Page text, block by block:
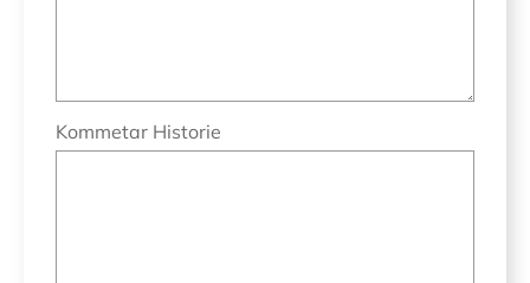
Kommetar Historie